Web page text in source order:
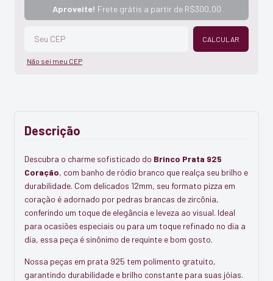
Aproveite! Frete grátis a partir de R$300,00
CALCULAR
Não sei meu CEP
Descrição
Descubra o charme sofisticado do Brinco Prata 925
Coração, com banho de ródio branco que realça seu brilho e
durabilidade. Com delicados 12mm, seu formato pizza em
coração é adornado por pedras brancas de zircônia,
conferindo um toque de elegância e leveza ao visual. Ideal
para ocasiões especiais ou para um toque refinado no dia a
dia, essa peça é sinônimo de requinte e bom gosto.
Nossa peças em prata 925 tem polimento gratuito,
garantindo durabilidade e brilho constante para suas jóias.